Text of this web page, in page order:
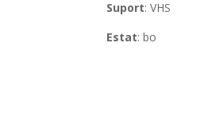
Suport: VHS
Estat: bo